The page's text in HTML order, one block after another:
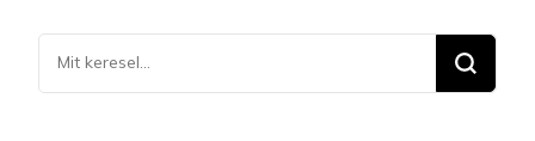
Keresel
valamit?